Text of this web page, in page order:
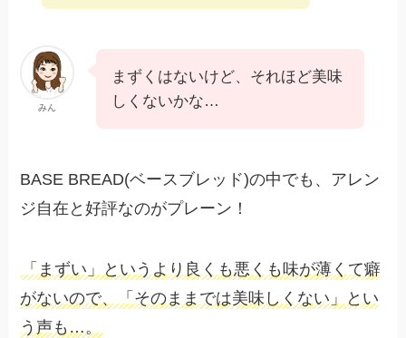
みん
まずくはないけど、それほど美味
しくないかな…
BASE BREAD(ベースブレッド)の中でも、アレン
ジ自在と好評なのがプレーン！
「まずい」というより良くも悪くも味が薄くて癖
がないので、「そのままでは美味しくない」とい
う声も…。